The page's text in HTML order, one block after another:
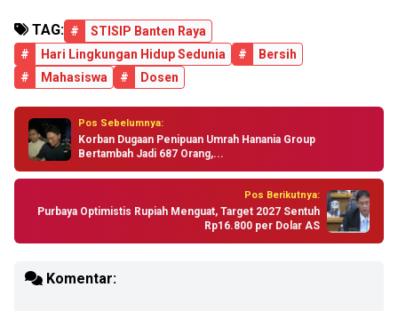
TAG: #
STISIP Banten Raya
#
Hari Lingkungan Hidup Sedunia #
Bersih
#
Mahasiswa # Dosen
Pos Sebelumnya:
Korban Dugaan Penipuan Umrah Hanania Group
Bertambah Jadi 687 Orang,...
Pos Berikutnya:
Purbaya Optimistis Rupiah Menguat, Target 2027 Sentuh
Rp16.800 per Dolar AS
Komentar: